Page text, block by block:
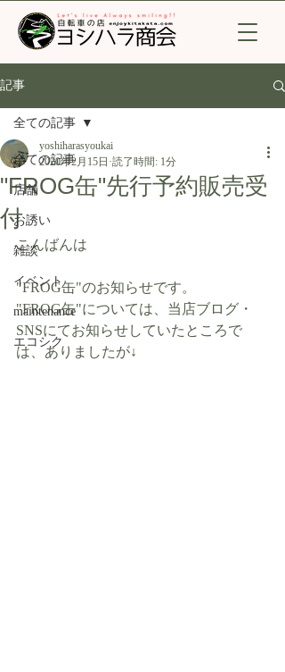
記事
全ての記事
店舗
お誘い
雑談
イベント
maintenance
エコシク
全ての記事
"FROG缶"先行予約販売受
付
yoshiharasyoukai
2020年2月15日 読了時間: 1分
こんばんは
"FROG缶"のお知らせです。
"FROG缶"については、当店ブログ・
SNSにてお知らせしていたところで
は、ありましたが↓